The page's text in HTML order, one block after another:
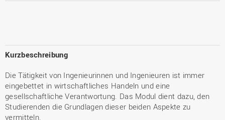
Kurzbeschreibung
Die Tätigkeit von Ingenieurinnen und Ingenieuren ist immer
eingebettet in wirtschaftliches Handeln und eine
gesellschaftliche Verantwortung. Das Modul dient dazu, den
Studierenden die Grundlagen dieser beiden Aspekte zu
vermitteln.